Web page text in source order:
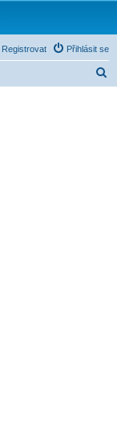
Přihlásit se
Registrovat